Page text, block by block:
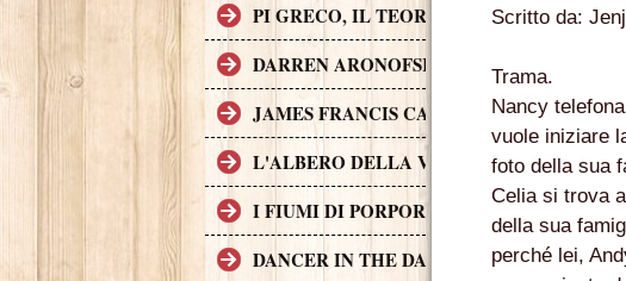
PI GRECO, IL TEOREMA DEL DELIRIO
DARREN ARONOFSKY
JAMES FRANCIS CAMERON
L'ALBERO DELLA VITA
I FIUMI DI PORPORA
DANCER IN THE DARK
Scritto da:
Trama.
Nancy
vuole iniziare
foto della sua
Celia si trova
della sua
perché lei,